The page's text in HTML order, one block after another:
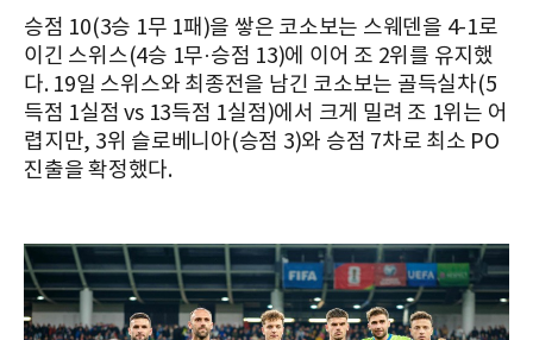
승점 10(3승 1무 1패)을 쌓은 코소보는 스웨덴을 4-1로
이긴 스위스(4승 1무·승점 13)에 이어 조 2위를 유지했
다. 19일 스위스와 최종전을 남긴 코소보는 골득실차(5
득점 1실점 vs 13득점 1실점)에서 크게 밀려 조 1위는 어
렵지만, 3위 슬로베니아(승점 3)와 승점 7차로 최소 PO
진출을 확정했다.